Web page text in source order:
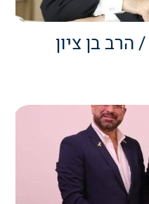
בן ציון